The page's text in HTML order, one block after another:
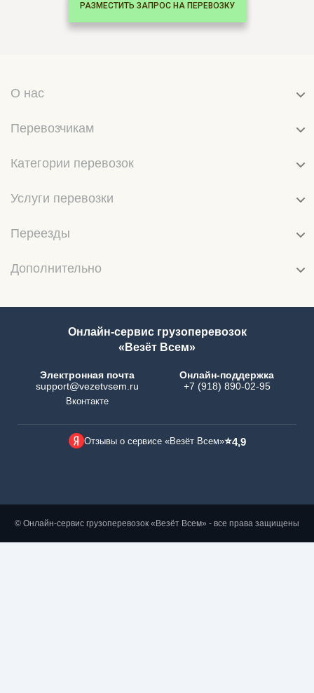
РАЗМЕСТИТЬ ЗАПРОС НА ПЕРЕВОЗКУ
О нас
Перевозчикам
Категории перевозок
Услуги перевозки
Переезды
Дополнительно
Онлайн-сервис грузоперевозок
«Везёт Всем»
Электронная почта
support@vezetvsem.ru
Вконтакте
Онлайн-поддержка
+7 (918) 890-02-95
Отзывы о сервисе «Везёт Всем»⭐4,9
© Онлайн-сервис грузоперевозок «Везёт Всем» - все права защищены